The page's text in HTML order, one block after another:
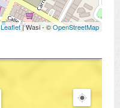
Leaflet| Wasi - ©OpenStreetMap